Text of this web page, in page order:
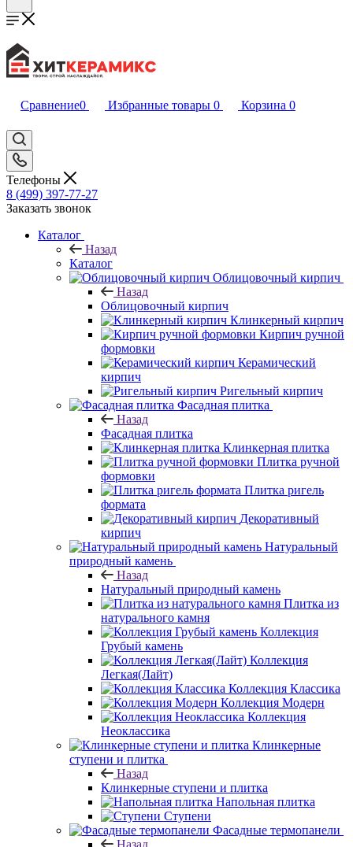
Сравнение0 Избранные товары 0 Корзина 0
Телефоны
8 (499) 397-77-27
Заказать звонок
Каталог
Назад
Каталог
Облицовочный кирпич
Назад
Облицовочный кирпич
Клинкерный кирпич
Кирпич ручной
формовки
Керамический
кирпич
Ригельный кирпич
Фасадная плитка
Назад
Фасадная плитка
Клинкерная плитка
Плитка ручной
формовки
Плитка ригель
формата
Декоративный
кирпич
Натуральный
природный камень
Назад
Натуральный природный камень
Плитка из
натурального камня
Коллекция
Грубый камень
Коллекция
Легкая(Лайт)
Коллекция Классика
Коллекция Модерн
Коллекция
Неоклассика
Клинкерные
ступени и плитка
Назад
Клинкерные ступени и плитка
Напольная плитка
Ступени
Фасадные термопанели
Назад